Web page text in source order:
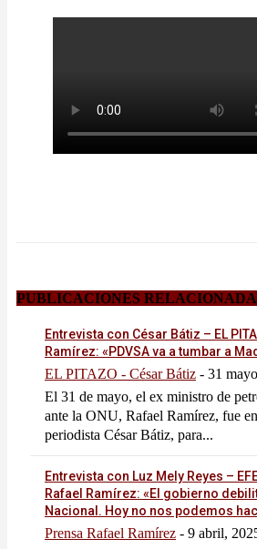
PUBLICACIONES
Entrevista con César Bátiz – EL
Ramírez: «PDVSA va a tumbar a
EL PITAZO - César Bátiz - 31
El 31 de mayo, el ex ministro de
ante la ONU, Rafael Ramírez, fue
periodista César Bátiz, para...
Entrevista con Luz Mely Reyes –
Rafael Ramírez: «El gobierno
Nacional. Hoy no nos podemos
Prensa Rafael Ramírez - 9 abril,